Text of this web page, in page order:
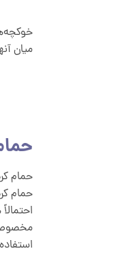
میان
حمام
حمام
مخصوص